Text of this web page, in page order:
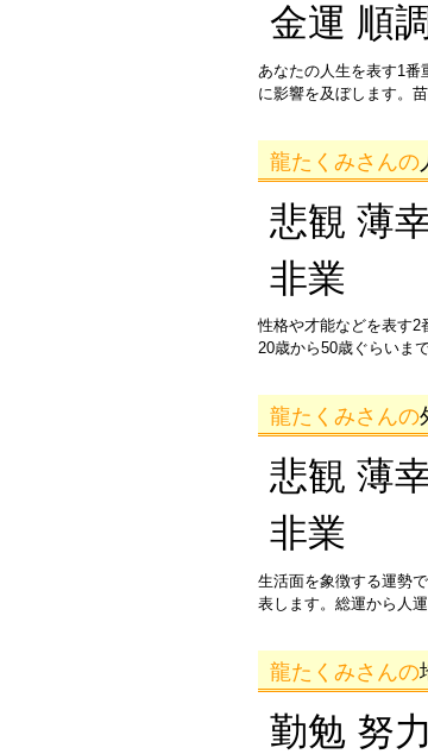
金運 順
あなたの人生を表す1
に影響を及ぼします。
龍たくみさんの
悲観 薄
非業
性格や才能などを表す2
20歳から50歳ぐらいま
龍たくみさんの
悲観 薄
非業
生活面を象徴する運勢
表します。総運から人
龍たくみさんの
勤勉 努